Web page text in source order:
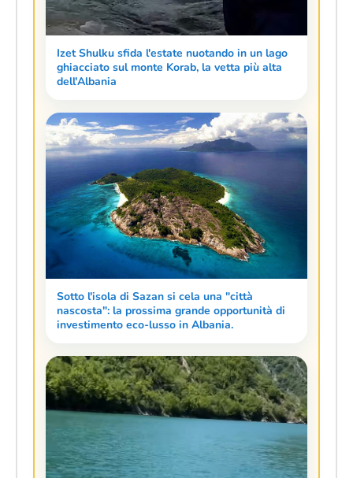
Izet Shulku sfida l'estate nuotando in un lago
ghiacciato sul monte Korab, la vetta più alta
dell'Albania
Sotto l'isola di Sazan si cela una "città
nascosta": la prossima grande opportunità di
investimento eco-lusso in Albania.